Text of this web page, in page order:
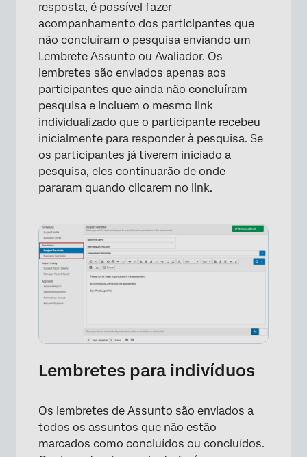
×
resposta, é possível fazer
acompanhamento dos participantes que
não concluíram o pesquisa enviando um
Lembrete Assunto ou Avaliador. Os
lembretes são enviados apenas aos
participantes que ainda não concluíram
pesquisa e incluem o mesmo link
individualizado que o participante recebeu
inicialmente para responder à pesquisa. Se
os participantes já tiverem iniciado a
pesquisa, eles continuarão de onde
pararam quando clicarem no link.
Lembretes para indivíduos
Os lembretes de Assunto são enviados a
todos os assuntos que não estão
marcados como concluídos ou concluídos.